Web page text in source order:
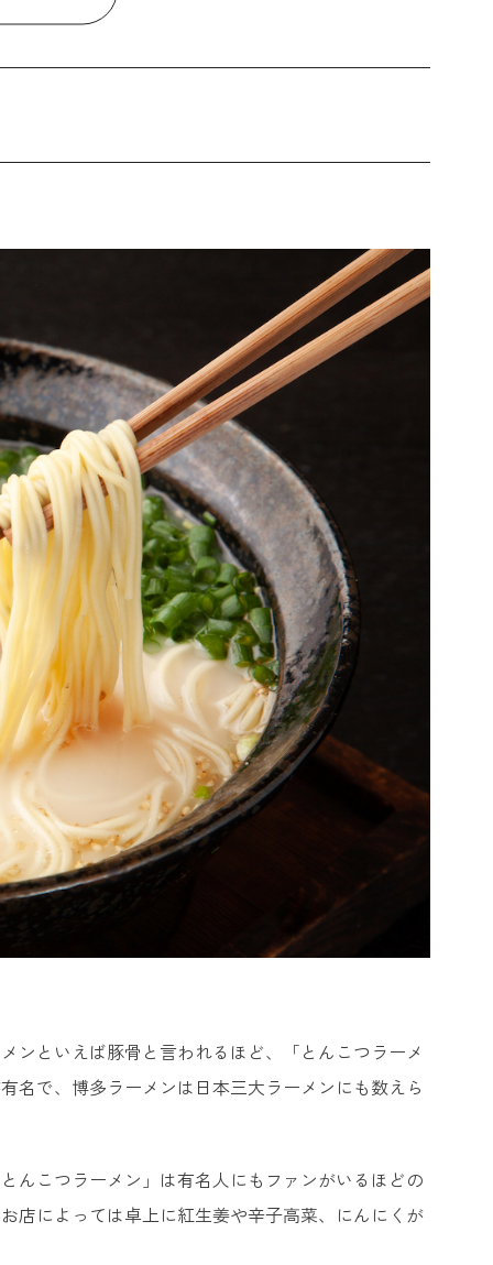
房』
地のうどん 博多駅ちかてん』
のうろん』
ンといえば豚骨と言われるほど、「とんこつラーメ
名で、博多ラーメンは日本三大ラーメンにも数えら
んこつラーメン」は有名人にもファンがいるほどの
店によっては卓上に紅生姜や辛子高菜、にんにくが